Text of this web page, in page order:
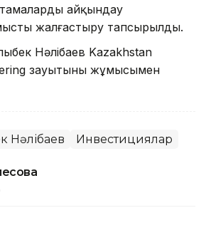
айқындау
жалғастыру тапсырылды.
Нәлібаев Kazakhstan
зауытының жұмысымен
Нәлібаев Инвестициялар